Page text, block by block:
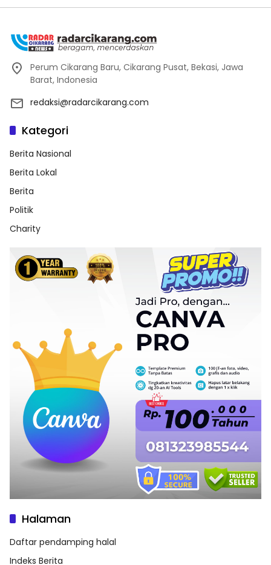
Perum Cikarang Baru, Cikarang Pusat, Bekasi, Jawa
Barat, Indonesia
redaksi@radarcikarang.com
Kategori
Berita Nasional
Berita Lokal
Berita
Politik
Charity
Halaman
Daftar pendamping halal
Indeks Berita